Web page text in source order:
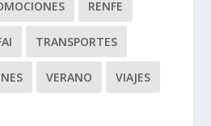
RENFE
TRANSPORTES
VERANO VIAJES